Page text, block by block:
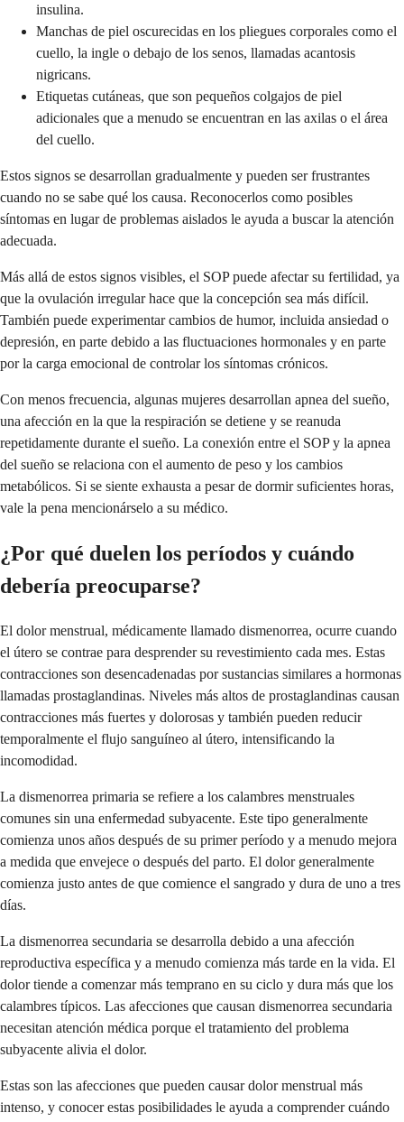
insulina.
Manchas de piel oscurecidas en los pliegues corporales como el
cuello, la ingle o debajo de los senos, llamadas acantosis
nigricans.
Etiquetas cutáneas, que son pequeños colgajos de piel
adicionales que a menudo se encuentran en las axilas o el área
del cuello.
Estos signos se desarrollan gradualmente y pueden ser frustrantes
cuando no se sabe qué los causa. Reconocerlos como posibles
síntomas en lugar de problemas aislados le ayuda a buscar la atención
adecuada.
Más allá de estos signos visibles, el SOP puede afectar su fertilidad, ya
que la ovulación irregular hace que la concepción sea más difícil.
También puede experimentar cambios de humor, incluida ansiedad o
depresión, en parte debido a las fluctuaciones hormonales y en parte
por la carga emocional de controlar los síntomas crónicos.
Con menos frecuencia, algunas mujeres desarrollan apnea del sueño,
una afección en la que la respiración se detiene y se reanuda
repetidamente durante el sueño. La conexión entre el SOP y la apnea
del sueño se relaciona con el aumento de peso y los cambios
metabólicos. Si se siente exhausta a pesar de dormir suficientes horas,
vale la pena mencionárselo a su médico.
¿Por qué duelen los períodos y cuándo
debería preocuparse?
El dolor menstrual, médicamente llamado dismenorrea, ocurre cuando
el útero se contrae para desprender su revestimiento cada mes. Estas
contracciones son desencadenadas por sustancias similares a hormonas
llamadas prostaglandinas. Niveles más altos de prostaglandinas causan
contracciones más fuertes y dolorosas y también pueden reducir
temporalmente el flujo sanguíneo al útero, intensificando la
incomodidad.
La dismenorrea primaria se refiere a los calambres menstruales
comunes sin una enfermedad subyacente. Este tipo generalmente
comienza unos años después de su primer período y a menudo mejora
a medida que envejece o después del parto. El dolor generalmente
comienza justo antes de que comience el sangrado y dura de uno a tres
días.
La dismenorrea secundaria se desarrolla debido a una afección
reproductiva específica y a menudo comienza más tarde en la vida. El
dolor tiende a comenzar más temprano en su ciclo y dura más que los
calambres típicos. Las afecciones que causan dismenorrea secundaria
necesitan atención médica porque el tratamiento del problema
subyacente alivia el dolor.
Estas son las afecciones que pueden causar dolor menstrual más
intenso, y conocer estas posibilidades le ayuda a comprender cuándo